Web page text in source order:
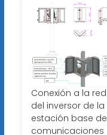
Conexión a la red
del inversor de la
estación base de
comunicaciones